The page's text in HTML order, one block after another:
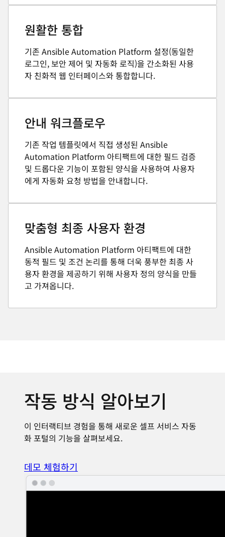
원활한 통합
기존 Ansible Automation Platform 설정(동일한
로그인, 보안 제어 및 자동화 로직)을 간소화된 사용
자 친화적 웹 인터페이스와 통합합니다.
안내 워크플로우
기존 작업 템플릿에서 직접 생성된 Ansible
Automation Platform 아티팩트에 대한 필드 검증
및 드롭다운 기능이 포함된 양식을 사용하여 사용자
에게 자동화 요청 방법을 안내합니다.
맞춤형 최종 사용자 환경
Ansible Automation Platform 아티팩트에 대한
동적 필드 및 조건 논리를 통해 더욱 풍부한 최종 사
용자 환경을 제공하기 위해 사용자 정의 양식을 만들
고 가져옵니다.
작동 방식 알아보기
이 인터랙티브 경험을 통해 새로운 셀프 서비스 자동
화 포털의 기능을 살펴보세요.
데모 체험하기